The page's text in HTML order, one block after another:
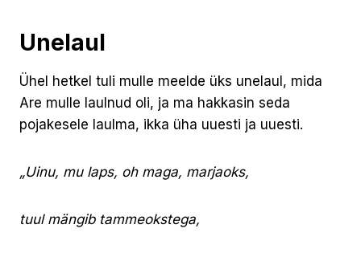
Unelaul
Ühel hetkel tuli mulle meelde üks unelaul, mida
Are mulle laulnud oli, ja ma hakkasin seda
pojakesele laulma, ikka üha uuesti ja uuesti.
„Uinu, mu laps, oh maga, marjaoks,
tuul mängib tammeokstega,